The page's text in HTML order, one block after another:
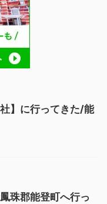
】に行ってきた/能
珠郡能登町へ行っ